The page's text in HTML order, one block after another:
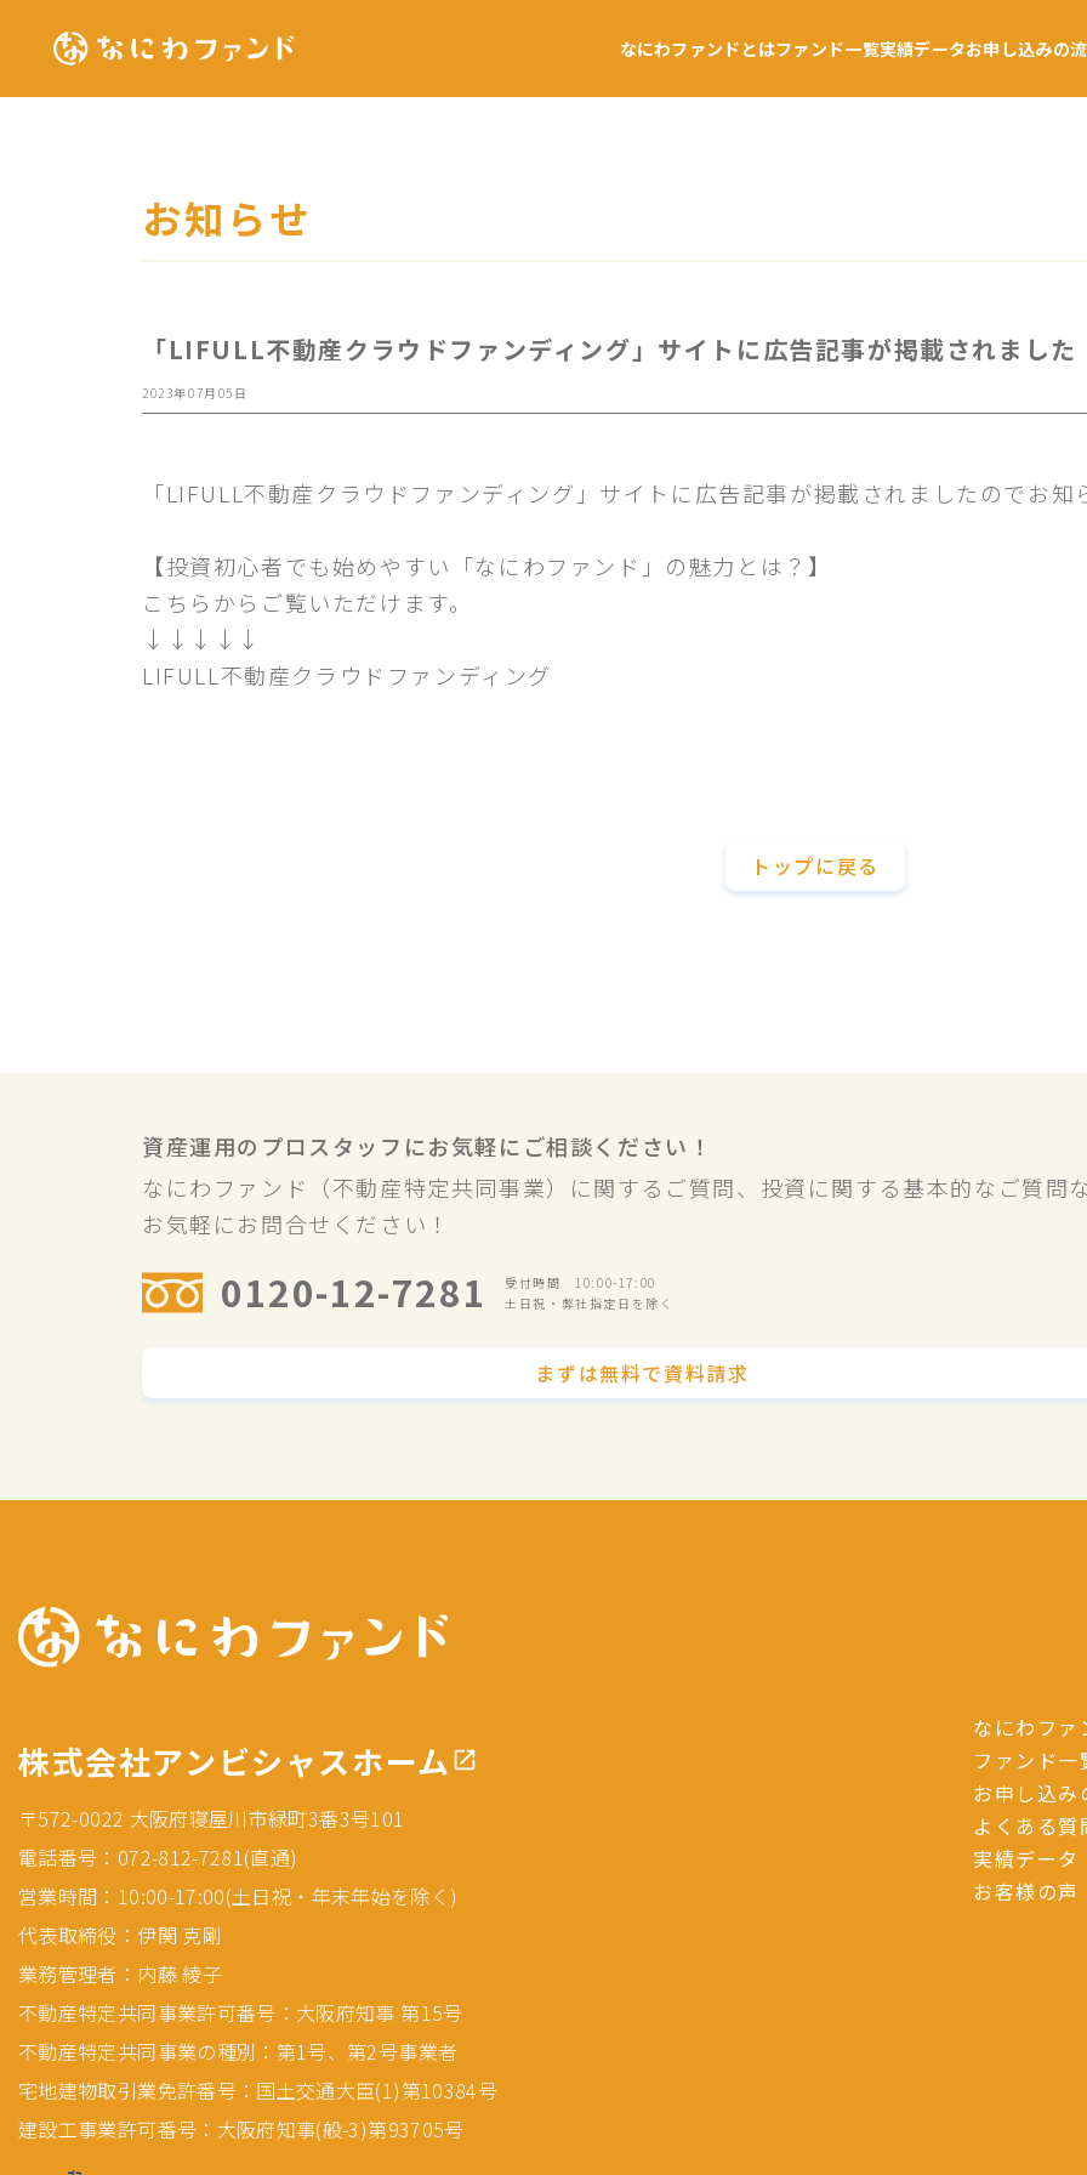
なにわファンドとはファンド一覧実績データお申し込みの
お知らせ
「LIFULL不動産クラウドファンディング」サイトに広告記事が掲載されました
2023年07月05日
「LIFULL不動産クラウドファンディング」サイトに広告記事が掲載されましたのでお知
【投資初心者でも始めやすい「なにわファンド」の魅力とは？】
こちらからご覧いただけます。
↓↓↓↓↓
LIFULL不動産クラウドファンディング
トップに戻る
資産運用のプロスタッフにお気軽にご相談ください！
なにわファンド（不動産特定共同事業）に関するご質問、投資に関する基本的なご質問
お気軽にお問合せください！
0120-12-7281
受付時間 10:00-17:00
土日祝・弊社指定日を除く
まずは無料で資料請求
株式会社アンビシャスホーム
〒572-0022 大阪府寝屋川市緑町3番3号101
電話番号：072-812-7281(直通)
営業時間：10:00-17:00(土日祝・年末年始を除く)
代表取締役：伊関 克剛
業務管理者：内藤 綾子
不動産特定共同事業許可番号：大阪府知事 第15号
不動産特定共同事業の種別：第1号、第2号事業者
宅地建物取引業免許番号：国土交通大臣(1)第10384号
建設工事業許可番号：大阪府知事(般-3)第93705号
なにわファ
ファンド一
お申し込み
よくある質
実績データ
お客様の声